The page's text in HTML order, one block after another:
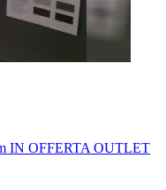
IN OFFERTA OUTLET